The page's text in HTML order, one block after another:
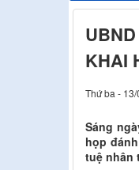
KHAI
Thứ ba -
Sáng
họp
tuệ nhân